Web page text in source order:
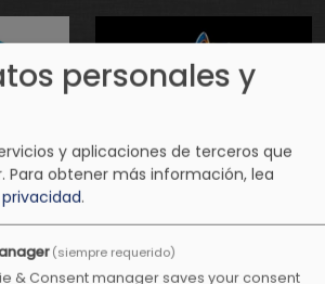
Conexión
personales y
y aplicaciones de terceros que
Para obtener más información, lea
.
(siempre requerido)
& Consent manager saves your consent